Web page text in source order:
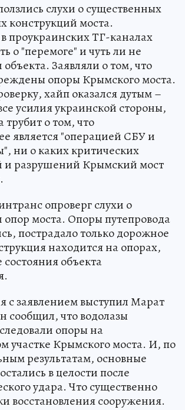
слухи о существенных
конструкций моста.
проукраинских ТГ-каналах
о "перемоге" и чуть ли не
Заявляли о том, что
опоры Крымского моста.
хайп оказался дутым –
усилия украинской стороны,
трубит о том, что
является "операцией СБУ и
ни о каких критических
и разрушений Крымский мост
опроверг слухи о
моста. Опоры путепровода
пострадало только дорожное
находится на опорах,
объекта
с заявлением выступил Марат
сообщил, что водолазы
опоры на
участке Крымского моста. И, по
результатам, основные
в целости после
удара. Что существенно
восстановления сооружения.